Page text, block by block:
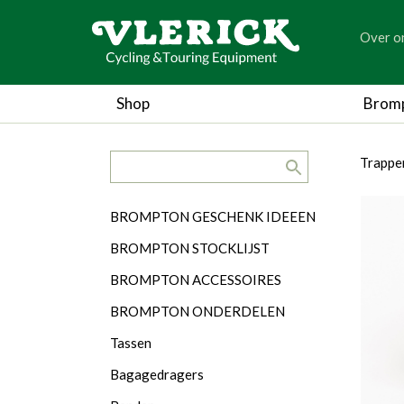
Over
Shop
Categorieën
BROMPTON GESCHENK IDEEEN
BROMPTON STOCKLIJST
BROMPTON ACCESSOIRES
BROMPTON ONDERDELEN
Tassen
Bagagedragers